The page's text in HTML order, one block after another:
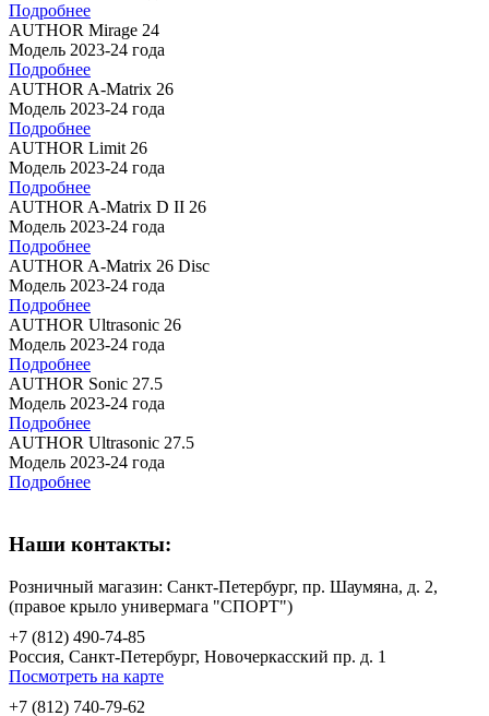
Подробнее
AUTHOR Mirage 24
Модель 2023-24 года
Подробнее
AUTHOR A-Matrix 26
Модель 2023-24 года
Подробнее
AUTHOR Limit 26
Модель 2023-24 года
Подробнее
AUTHOR A-Matrix D II 26
Модель 2023-24 года
Подробнее
AUTHOR A-Matrix 26 Disc
Модель 2023-24 года
Подробнее
AUTHOR Ultrasonic 26
Модель 2023-24 года
Подробнее
AUTHOR Sonic 27.5
Модель 2023-24 года
Подробнее
AUTHOR Ultrasonic 27.5
Модель 2023-24 года
Подробнее
Наши контакты:
Розничный магазин: Санкт-Петербург, пр. Шаумяна, д. 2,
(правое крыло универмага "СПОРТ")
+7 (812) 490-74-85
Россия, Санкт-Петербург, Новочеркасский пр. д. 1
Посмотреть на карте
+7 (812) 740-79-62